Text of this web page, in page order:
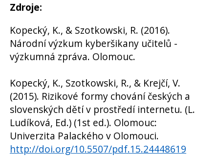
Zdroje:
Kopecký, K., & Szotkowski, R. (2016).
Národní výzkum kyberšikany učitelů -
výzkumná zpráva. Olomouc.
Kopecký, K., Szotkowski, R., & Krejčí, V.
(2015). Rizikové formy chování českých a
slovenských dětí v prostředí internetu. (L.
Ludíková, Ed.) (1st ed.). Olomouc:
Univerzita Palackého v Olomouci.
http://doi.org/10.5507/pdf.15.24448619